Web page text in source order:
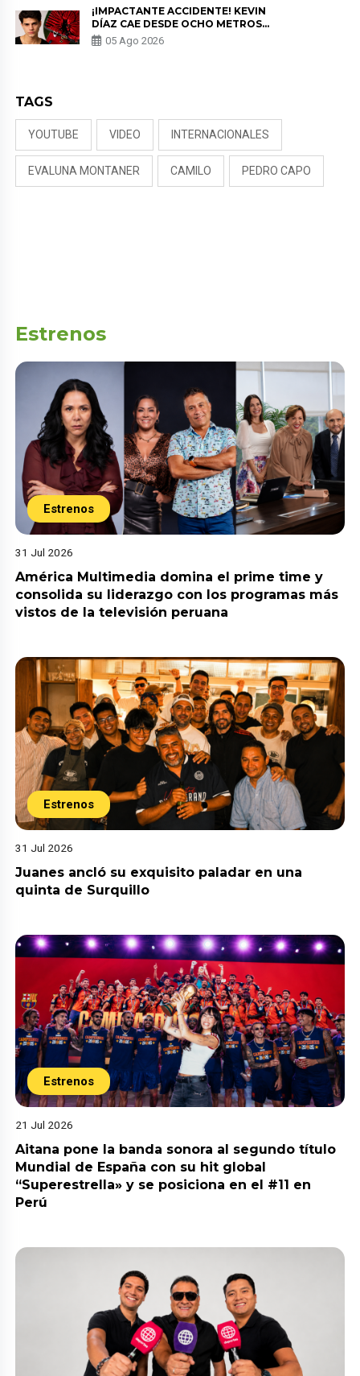
¡IMPACTANTE ACCIDENTE! KEVIN
DÍAZ CAE DESDE OCHO METROS
EN “ESTO ES GUERRA” Y GENERA
PREOCUPACIÓN
05 Ago 2026
TAGS
YOUTUBE VIDEO INTERNACIONALES
EVALUNA MONTANER CAMILO PEDRO CAPO
Estrenos
Estrenos
31 Jul 2026
América Multimedia domina el prime time y
consolida su liderazgo con los programas más
vistos de la televisión peruana
Estrenos
31 Jul 2026
Juanes ancló su exquisito paladar en una
quinta de Surquillo
Estrenos
21 Jul 2026
Aitana pone la banda sonora al segundo título
Mundial de España con su hit global
“Superestrella» y se posiciona en el #11 en
Perú